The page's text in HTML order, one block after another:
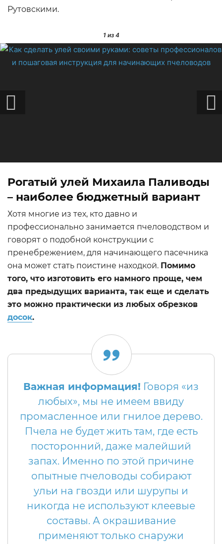
Рутовскими.
1из 4
Рогатый улей Михаила Паливоды
– наиболее бюджетный вариант
Хотя многие из тех, кто давно и
профессионально занимается пчеловодством и
говорят о подобной конструкции с
пренебрежением, для начинающего пасечника
она может стать поистине находкой. Помимо
того, что изготовить его намного проще, чем
два предыдущих варианта, так еще и сделать
это можно практически из любых обрезков
досок.
Важная информация! Говоря «из
любых», мы не имеем ввиду
промасленное или гнилое дерево.
Пчела не будет жить там, где есть
посторонний, даже малейший
запах. Именно по этой причине
опытные пчеловоды собирают
ульи на гвозди или шурупы и
никогда не используют клеевые
составы. А окрашивание
применяют только снаружи